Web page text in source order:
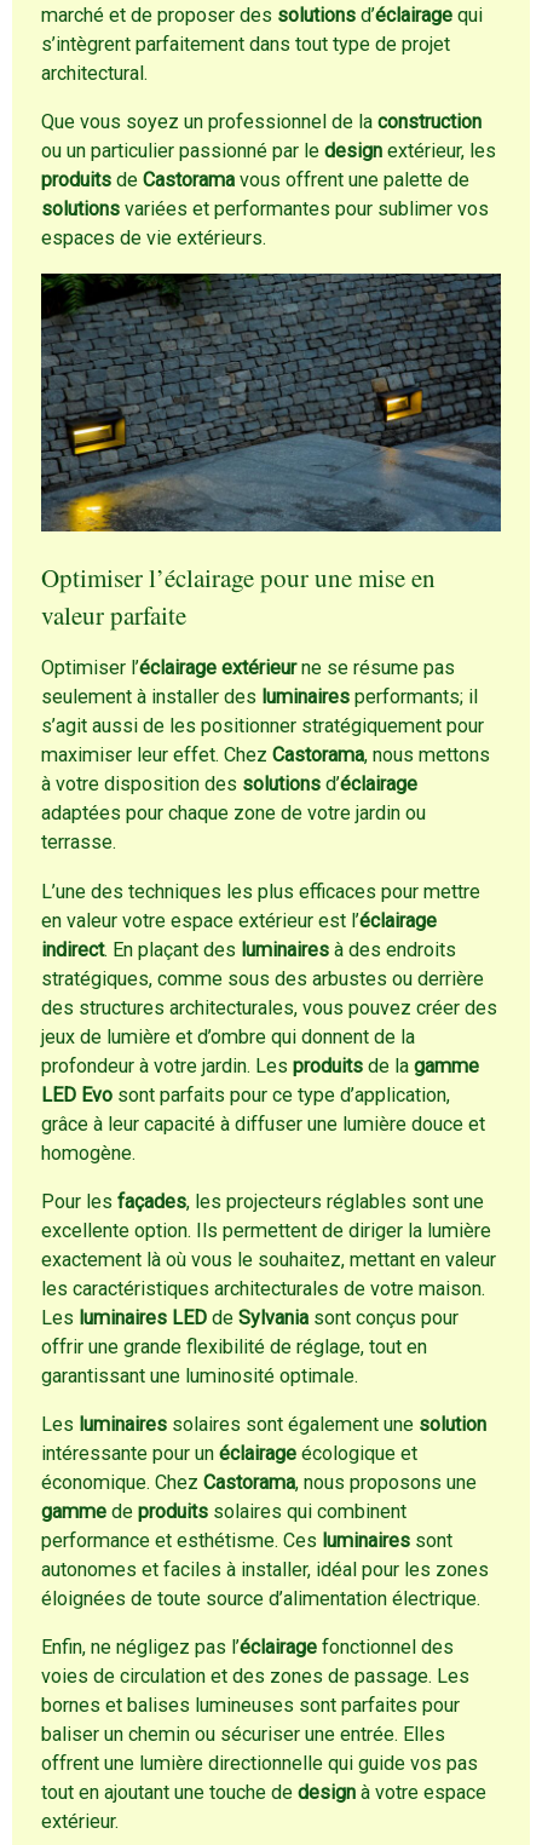
marché et de proposer des solutions d’éclairage qui
s’intègrent parfaitement dans tout type de projet
architectural.
Que vous soyez un professionnel de laconstruction
ou un particulier passionné par ledesign extérieur, les
produits deCastorama vous offrent une palette de
solutions variées et performantes pour sublimer vos
espaces de vie extérieurs.
Optimiser l’éclairage pour une mise en
valeur parfaite
Optimiser l’éclairage extérieurne se résume pas
seulement à installer des luminaires performants; il
s’agit aussi de les positionner stratégiquement pour
maximiser leur effet. ChezCastorama, nous mettons
à votre disposition des solutions d’éclairage
adaptées pour chaque zone de votre jardin ou
terrasse.
L’une des techniques les plus efficaces pour mettre
en valeur votre espace extérieur est l’éclairage
indirect. En plaçant des luminaires à des endroits
stratégiques, comme sous des arbustes ou derrière
des structures architecturales, vous pouvez créer des
jeux de lumière et d’ombre qui donnent de la
profondeur à votre jardin. Lesproduits de lagamme
LED Evo sont parfaits pour ce type d’application,
grâce à leur capacité à diffuser une lumière douce et
homogène.
Pour lesfaçades, les projecteurs réglables sont une
excellente option. Ils permettent de diriger la lumière
exactement là où vous le souhaitez, mettant en valeur
les caractéristiques architecturales de votre maison.
Les luminaires LED deSylvania sont conçus pour
offrir une grande flexibilité de réglage, tout en
garantissant une luminosité optimale.
Les luminaires solaires sont également une solution
intéressante pour unéclairage écologique et
économique. ChezCastorama, nous proposons une
gamme deproduits solaires qui combinent
performance et esthétisme. Ces luminaires sont
autonomes et faciles à installer, idéal pour les zones
éloignées de toute source d’alimentation électrique.
Enfin, ne négligez pas l’éclairage fonctionnel des
voies de circulation et des zones de passage. Les
bornes et balises lumineuses sont parfaites pour
baliser un chemin ou sécuriser une entrée. Elles
offrent une lumière directionnelle qui guide vos pas
tout en ajoutant une touche dedesign à votre espace
extérieur.